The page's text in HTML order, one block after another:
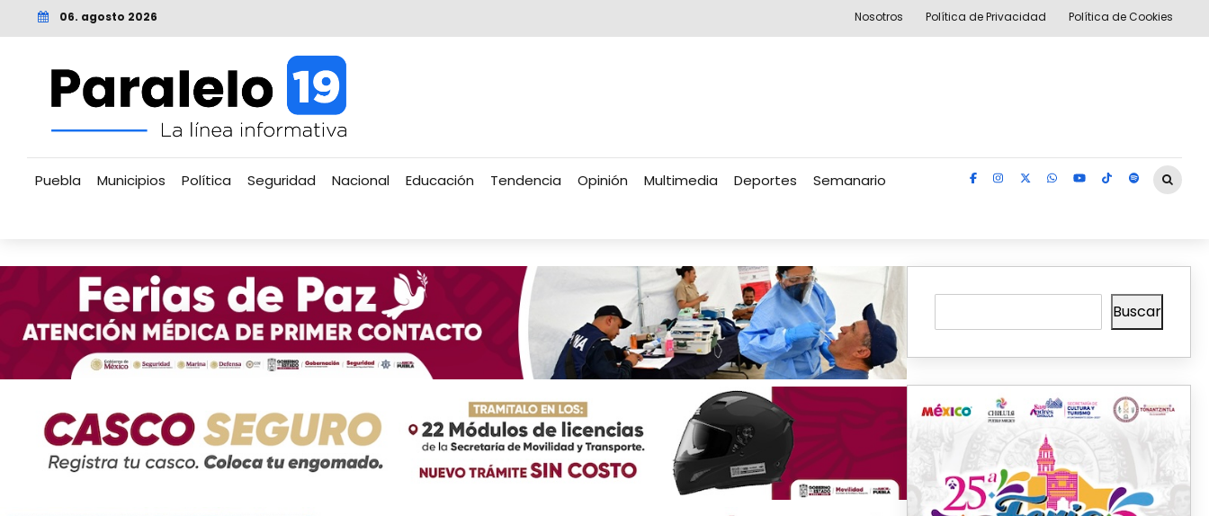
06. agosto 2026 Nosotros Política de Privacidad Política de Cookies
Puebla Municipios Política Seguridad Nacional Educación Tendencia Opinión Multimedia Deportes Semanario
Buscar